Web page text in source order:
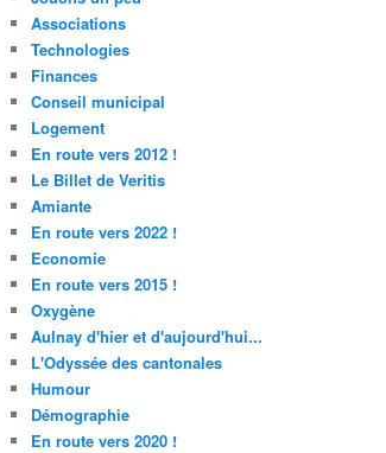
Associations
Technologies
Finances
Conseil municipal
Logement
En route vers 2012 !
Le Billet de Veritis
Amiante
En route vers 2022 !
Economie
En route vers 2015 !
Oxygène
Aulnay d'hier et d'aujourd'hui...
L'Odyssée des cantonales
Humour
Démographie
En route vers 2020 !